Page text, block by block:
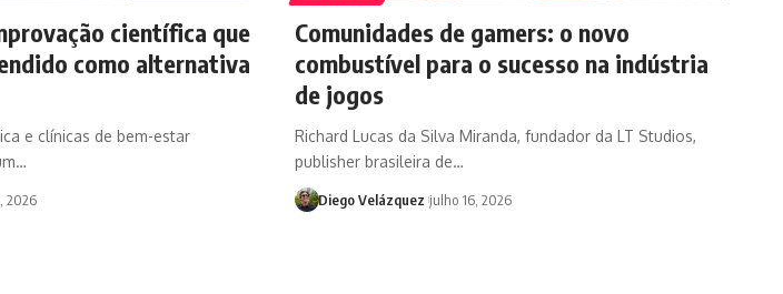
científica que
como alternativa
e clínicas de bem-estar
2026
Comunidades de gamers: o novo
combustível para o sucesso na indústria
de jogos
Richard Lucas da Silva Miranda, fundador da LT Studios,
publisher brasileira de…
Diego Velázquez julho 16, 2026